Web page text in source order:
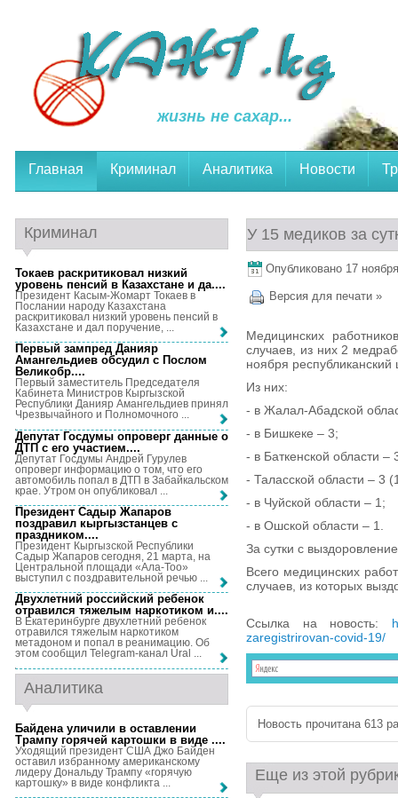
жизнь не сахар...
Главная Криминал Аналитика Новости
У 15 медиков за
Опубликовано 17
Версия для печати »
Медицинских
случаев, из них 2
ноября
Из них:
- в Жалал-Абадской
- в Бишкеке – 3;
- в Баткенской области –
- Таласской области – 3
- в Чуйской области – 1;
- в Ошской области – 1.
За сутки с
Всего медицинских
случаев, из которых
Ссылка на новость:
zaregistrirovan-covid-19/
Новость прочитана 613
Еще из этой
Криминал
Токаев раскритиковал низкий
уровень пенсий в Казахстане и да....
Президент Касым-Жомарт Токаев в
Послании народу Казахстана
раскритиковал низкий уровень пенсий в
Казахстане и дал поручение, ...
Первый зампред Данияр
Амангельдиев обсудил с Послом
Великобр....
Первый заместитель Председателя
Кабинета Министров Кыргызской
Республики Данияр Амангельдиев принял
Чрезвычайного и Полномочного ...
Депутат Госдумы опроверг данные о
ДТП с его участием....
Депутат Госдумы Андрей Гурулев
опроверг информацию о том, что его
автомобиль попал в ДТП в Забайкальском
крае. Утром он опубликовал ...
Президент Садыр Жапаров
поздравил кыргызстанцев с
праздником....
Президент Кыргызской Республики
Садыр Жапаров сегодня, 21 марта, на
Центральной площади «Ала-Тоо»
выступил с поздравительной речью ...
Двухлетний российский ребенок
отравился тяжелым наркотиком и....
В Екатеринбурге двухлетний ребенок
отравился тяжелым наркотиком
метадоном и попал в реанимацию. Об
этом сообщил Telegram-канал Ural ...
Аналитика
Байдена уличили в оставлении
Трампу горячей картошки в виде ....
Уходящий президент США Джо Байден
оставил избранному американскому
лидеру Дональду Трампу «горячую
картошку» в виде конфликта ...